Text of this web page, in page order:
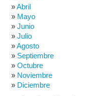
Abril
Mayo
Junio
Julio
Agosto
Septiembre
Octubre
Noviembre
Diciembre